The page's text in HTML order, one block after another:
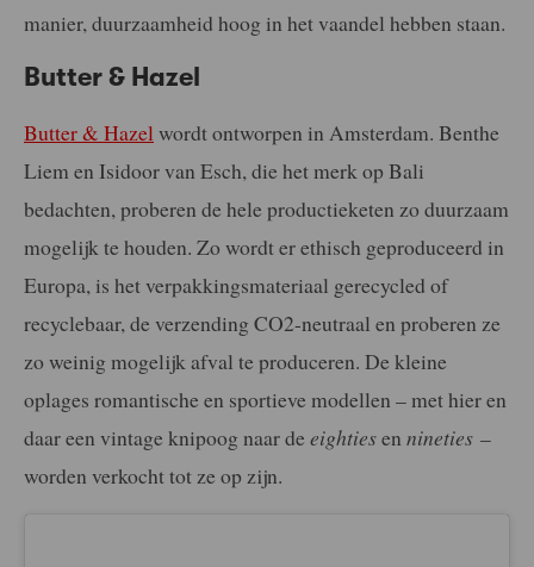
manier, duurzaamheid hoog in het vaandel hebben staan.
Butter & Hazel
Butter & Hazel wordt ontworpen in Amsterdam. Benthe
Liem en Isidoor van Esch, die het merk op Bali
bedachten, proberen de hele productieketen zo duurzaam
mogelijk te houden. Zo wordt er ethisch geproduceerd in
Europa, is het verpakkingsmateriaal gerecycled of
recyclebaar, de verzending CO2-neutraal en proberen ze
zo weinig mogelijk afval te produceren. De kleine
oplages romantische en sportieve modellen – met hier en
daar een vintage knipoog naar de eightiesen nineties –
worden verkocht tot ze op zijn.